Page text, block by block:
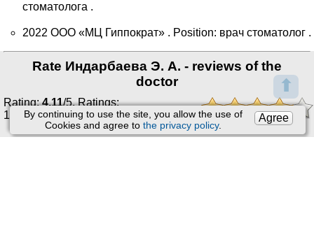
⬆
Agree
By continuing to use the site, you allow the use of
Cookies and agree to the privacy policy.
стоматолога .
2022 ООО «МЦ Гиппократ» . Position: врач стоматолог .
Rate Индарбаева Э. А. - reviews of the
doctor
Rating:4.11/5. Ratings:
1